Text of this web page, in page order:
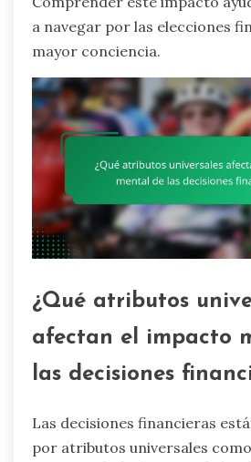
a navegar por las elecciones
mayor conciencia.
¿Qué atributos
afectan el impacto
las decisiones
Las decisiones financieras
por atributos universales